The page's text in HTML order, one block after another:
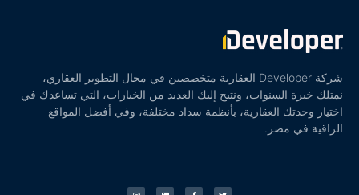
شركة Developer العقارية متخصصين في مجال التطوير العقاري،
نمتلك خبرة السنوات، ونتيح إليك العديد من الخيارات، التي تساعدك في
اختيار وحدتك العقارية، بأنظمة سداد مختلفة، وفي أفضل المواقع
الراقية في مصر.